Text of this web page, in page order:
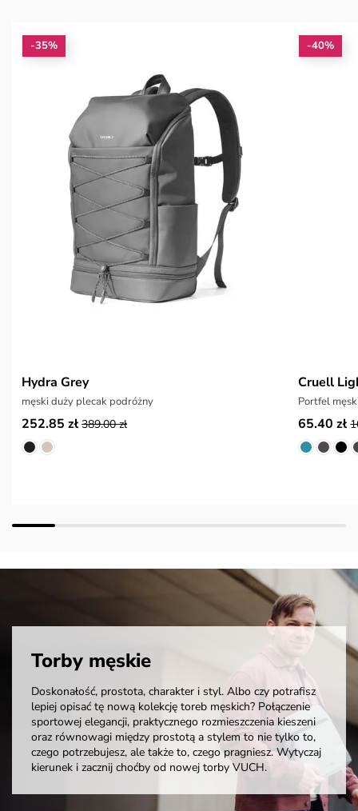
-35%
Hydra Grey
męski duży plecak podróżny
252.85 zł 389.00 zł
-40%
Cruell
Portfel
65.40 zł
Torby męskie
Doskonałość, prostota, charakter i styl. Albo czy potrafisz
lepiej opisać tę nową kolekcję toreb męskich? Połączenie
sportowej elegancji, praktycznego rozmieszczenia kieszeni
oraz równowagi między prostotą a stylem to nie tylko to,
czego potrzebujesz, ale także to, czego pragniesz. Wytyczaj
kierunek i zacznij choćby od nowej torby VUCH.